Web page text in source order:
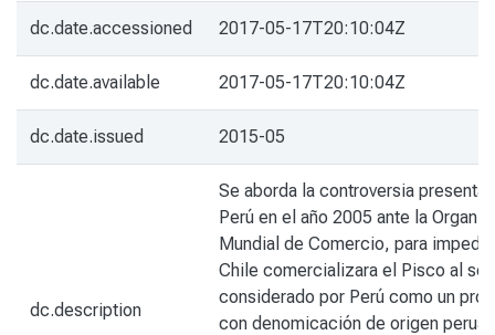
dc.date.accessioned 2017-05-17T20:10:04Z
dc.date.available 2017-05-17T20:10:04Z
dc.date.issued 2015-05
dc.description
Se aborda la controversia
Perú en el año 2005 ante la
Mundial de Comercio, para impedir
Chile comercializara el Pisco al ser
considerado por Perú como un
con denomicación de origen